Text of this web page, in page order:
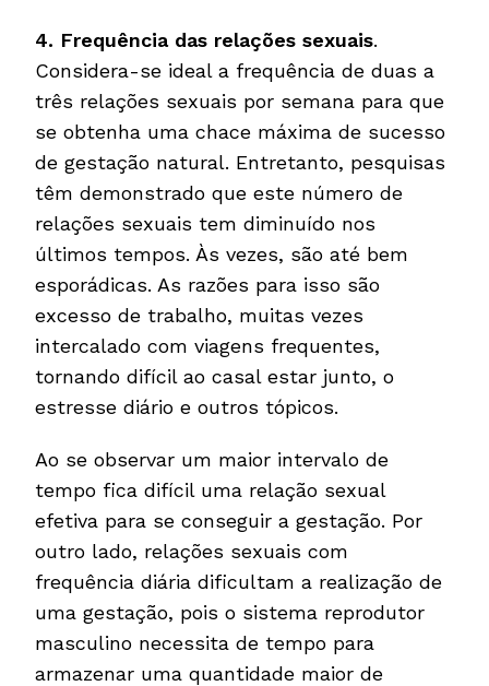
4. Frequência das relações sexuais.
Considera-se ideal a frequência de duas a
três relações sexuais por semana para que
se obtenha uma chace máxima de sucesso
de gestação natural. Entretanto, pesquisas
têm demonstrado que este número de
relações sexuais tem diminuído nos
últimos tempos. Às vezes, são até bem
esporádicas. As razões para isso são
excesso de trabalho, muitas vezes
intercalado com viagens frequentes,
tornando difícil ao casal estar junto, o
estresse diário e outros tópicos.
Ao se observar um maior intervalo de
tempo fica difícil uma relação sexual
efetiva para se conseguir a gestação. Por
outro lado, relações sexuais com
frequência diária dificultam a realização de
uma gestação, pois o sistema reprodutor
masculino necessita de tempo para
armazenar uma quantidade maior de